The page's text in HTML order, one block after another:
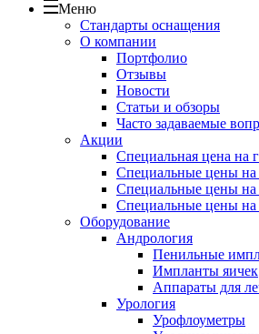
Меню
Стандарты оснащения
О компании
Портфолио
Отзывы
Новости
Статьи и обзоры
Часто задаваемые
Акции
Специальная цена на
Специальные цены на
Специальные цены на
Специальные цены на
Оборудование
Андрология
Пенильные
Импланты яичек
Аппараты для
Урология
Урофлоуметры